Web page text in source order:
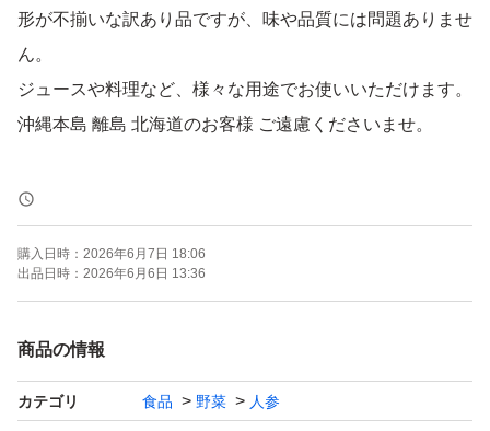
形が不揃いな訳あり品ですが、味や品質には問題ありませ
ん。
ジュースや料理など、様々な用途でお使いいただけます。
沖縄本島 離島 北海道のお客様 ご遠慮くださいませ。
【内容量】10kg
【産地】徳島産
【栽培方法】化成肥料不使用
【商品の状態】未使用（訳あり品）
よろしくお願いいたします。。。。
購入日時： 2026年6月7日 18:06
出品日時： 2026年6月6日 13:36
商品の情報
カテゴリ 食品 野菜 人参